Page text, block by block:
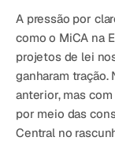
A pressão por
como o MiCA na
projetos de lei
ganharam tração.
anterior, mas
por meio das
Central no